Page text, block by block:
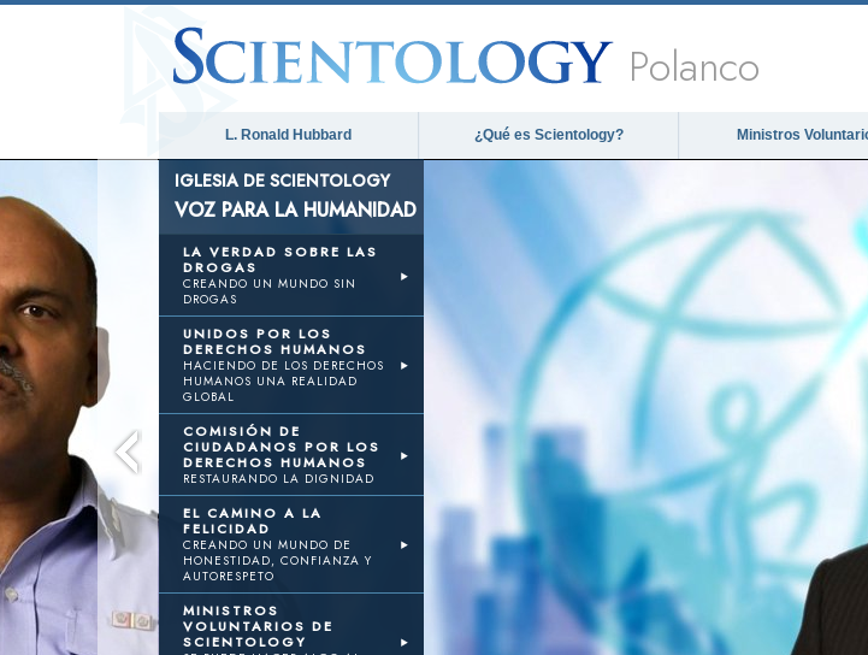
Polanco
L. Ronald Hubbard ¿Qué es Scientology? Ministros
IGLESIA DE SCIENTOLOGY
VOZ PARA LA HUMANIDAD
LA VERDAD SOBRE LAS
DROGAS
CREANDO UN MUNDO SIN
DROGAS
UNIDOS POR LOS
DERECHOS HUMANOS
HACIENDO DE LOS DERECHOS
HUMANOS UNA REALIDAD
GLOBAL
COMISIÓN DE
CIUDADANOS POR LOS
DERECHOS HUMANOS
RESTAURANDO LA DIGNIDAD
EL CAMINO A LA
FELICIDAD
CREANDO UN MUNDO DE
HONESTIDAD, CONFIANZA Y
AUTORESPETO
MINISTROS
VOLUNTARIOS DE
SCIENTOLOGY